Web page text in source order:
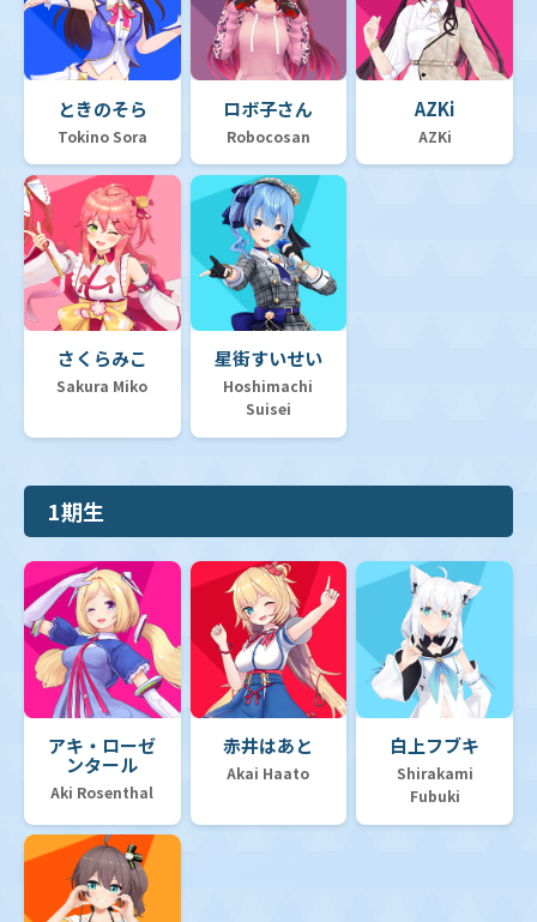
ときのそら
Tokino Sora
ロボ子さん
Robocosan
AZKi
AZKi
さくらみこ
Sakura Miko
星街すいせい
Hoshimachi
Suisei
1期生
アキ・ローゼ
ンタール
Aki Rosenthal
赤井はあと
Akai Haato
白上フブキ
Shirakami
Fubuki